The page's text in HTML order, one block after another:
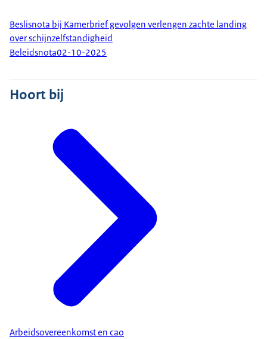
Beslisnota bij Kamerbrief gevolgen verlengen zachte landing
over schijnzelfstandigheid
Beleidsnota02-10-2025
Hoort bij
Arbeidsovereenkomst en cao